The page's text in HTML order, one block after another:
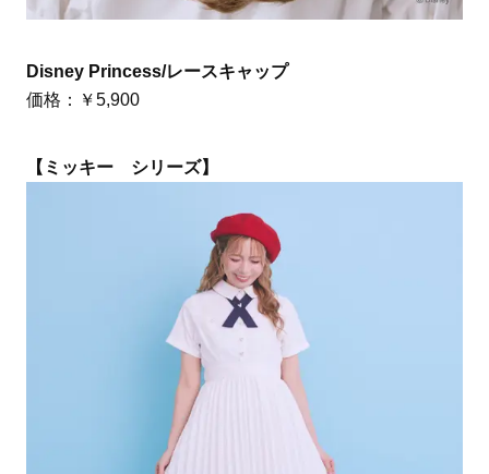
Disney Princess/レースキャップ
価格：￥5,900
【ミッキー シリーズ】